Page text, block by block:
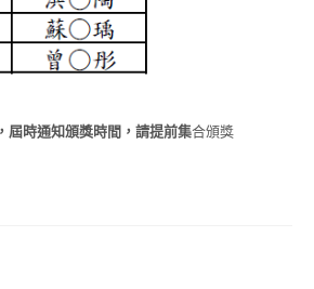
屆時通知頒獎時間，請提前集合頒獎